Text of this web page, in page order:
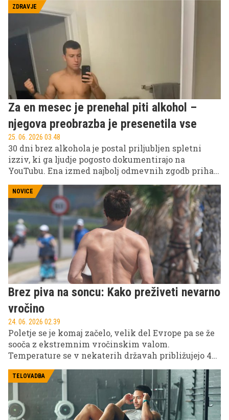
ZDRAVJE
Za en mesec je prenehal piti alkohol –
njegova preobrazba je presenetila vse
25. 06. 2026 03.48
30 dni brez alkohola je postal priljubljen spletni
izziv, ki ga ljudje pogosto dokumentirajo na
YouTubu. Ena izmed najbolj odmevnih zgodb prihaja
enomesečni eksperiment delil z oboževalci in
pokazal, kako se lahko telo in počutje spremenita v
zelo kratkem času.
NOVICE
Brez piva na soncu: Kako preživeti nevarno
vročino
24. 06. 2026 02.39
Poletje se je komaj začelo, velik del Evrope pa se že
sooča z ekstremnim vročinskim valom.
Temperature se v nekaterih državah približujejo 40
tveganj za zdravje prebivalcev uvajajo izredne
TELOVADBA